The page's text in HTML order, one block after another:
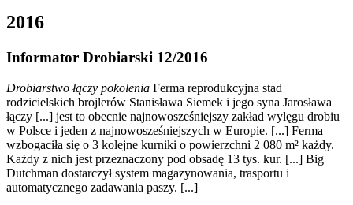
2016
Informator Drobiarski 12/2016
Drobiarstwo łączy pokolenia Ferma reprodukcyjna stad
rodzicielskich brojlerów Stanisława Siemek i jego syna Jarosława
łączy [...] jest to obecnie najnowosześniejszy zakład wylęgu drobiu
w Polsce i jeden z najnowosześniejszych w Europie. [...] Ferma
wzbogaciła się o 3 kolejne kurniki o powierzchni 2 080 m² każdy.
Każdy z nich jest przeznaczony pod obsadę 13 tys. kur. [...] Big
Dutchman dostarczył system magazynowania, trasportu i
automatycznego zadawania paszy. [...]